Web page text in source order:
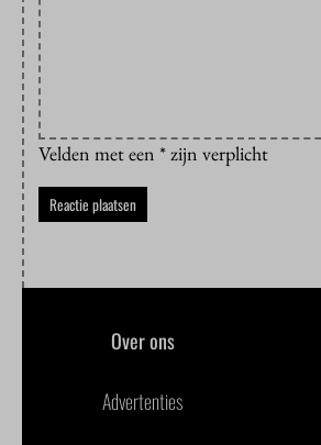
Velden met een * zijn verplicht
Over ons
Advertenties